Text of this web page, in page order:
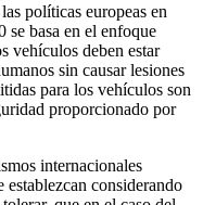
políticas europeas en
se basa en el enfoque
vehículos deben estar
sin causar lesiones
para los vehículos son
proporcionado por
internacionales
establezcan considerando